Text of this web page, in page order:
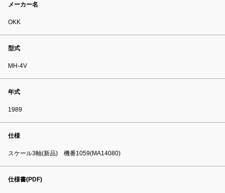
メーカー名
OKK
型式
MH-4V
年式
1989
仕様
スケール3軸(新品) 機番1059(MA14080)
仕様書(PDF)